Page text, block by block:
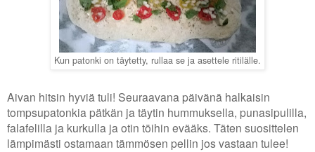
Kun patonki on täytetty, rullaa se ja asettele ritilälle.
Aivan hitsin hyviä tuli! Seuraavana päivänä halkaisin
tompsupatonkia pätkän ja täytin hummuksella, punasipulilla,
falafelilla ja kurkulla ja otin töihin evääks. Täten suosittelen
lämpimästi ostamaan tämmösen pellin jos vastaan tulee!